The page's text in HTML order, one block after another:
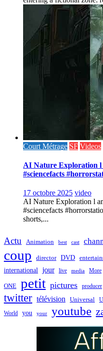
Court Métrage SF Videos
AI Nature Exploration l
#sciencefacts
17 octobre 2025 video
AI Nature Exploration l
#sciencefacts
shorts,...
Actu Animation best cast
coup director DVD
international jour live media More
ONE petit pictures producer
twitter télévision Universal
World you your youtube